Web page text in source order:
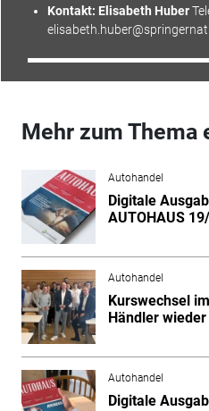
Kontakt: Elisabeth Huber
Mehr zum Thema
Autohandel
Digitale
AUTOHAUS
Autohandel
Kurswechsel
Händler
Autohandel
Digitale